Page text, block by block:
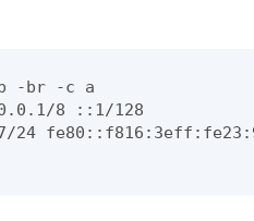
-br -c a
8 ::1/128
24